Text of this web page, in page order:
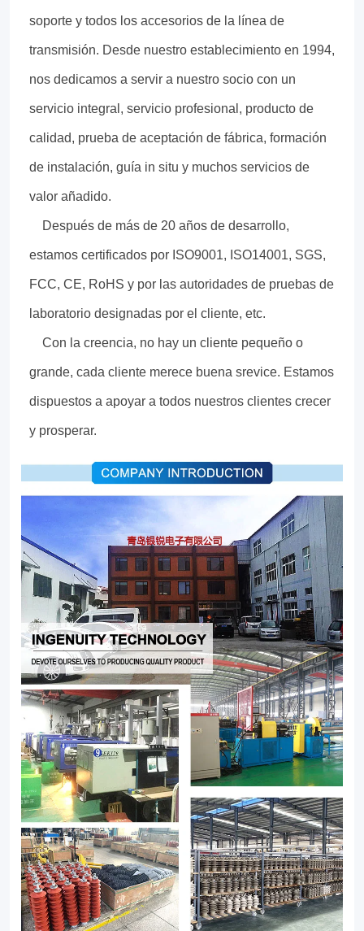
soporte y todos los accesorios de la línea de
transmisión. Desde nuestro establecimiento en 1994,
nos dedicamos a servir a nuestro socio con un
servicio integral, servicio profesional, producto de
calidad, prueba de aceptación de fábrica, formación
de instalación, guía in situ y muchos servicios de
valor añadido.
Después de más de 20 años de desarrollo,
estamos certificados por ISO9001, ISO14001, SGS,
FCC, CE, RoHS y por las autoridades de pruebas de
laboratorio designadas por el cliente, etc.
Con la creencia, no hay un cliente pequeño o
grande, cada cliente merece buena srevice. Estamos
dispuestos a apoyar a todos nuestros clientes crecer
y prosperar.